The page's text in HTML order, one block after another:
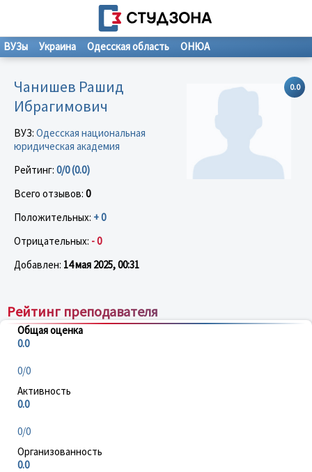
ВУЗы Украина Одесская область ОНЮА
0.0
Чанишев Рашид
Ибрагимович
ВУЗ: Одесская национальная
юридическая академия
Рейтинг: 0/0 (0.0)
Всего отзывов: 0
Положительных: + 0
Отрицательных: - 0
Добавлен: 14 мая 2025, 00:31
Рейтинг преподавателя
Общая оценка
0.0
0/0
Активность
0.0
0/0
Организованность
0.0